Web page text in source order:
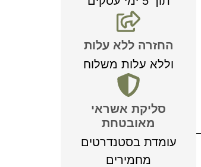
החזרה ללא עלות
וללא עלות משלוח
סליקת אשראי
מאובטחת
עומדת בסטנדרטים
מחמירים